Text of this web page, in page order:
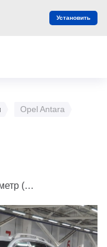
Opel Antara
Оценить